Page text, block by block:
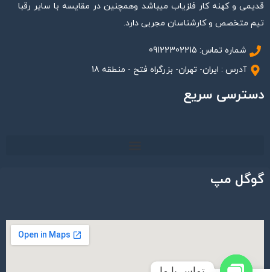
قدیمی و کهنه کار فلزیاب میباشد وهمچنین در مقایسه با سایر رقبا
تیم متخصص و کارشناسان مجربی دارد.
شماره تماس: 09122302215
آدرس : ایران- تهران- بزرگراه فتح - منطقه 18
دسترسی سریع
گوگل مپ